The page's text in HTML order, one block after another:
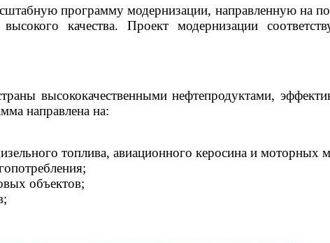
программу модернизации, направленную на
качества. Проект модернизации
высококачественными нефтепродуктами,
направлена на:
топлива, авиационного керосина и моторных
объектов;